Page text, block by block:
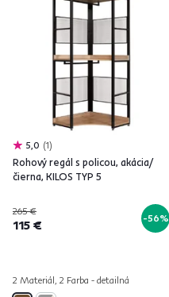
5,0 1
Rohový regál s policou, akácia/
čierna, KILOS TYP 5
265 €
115 € -56%
2 Materiál, 2 Farba - detailná